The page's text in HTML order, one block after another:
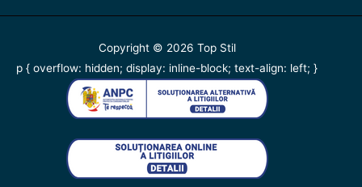
Copyright © 2026 Top Stil
p { overflow: hidden; display: inline-block; text-align: left; }